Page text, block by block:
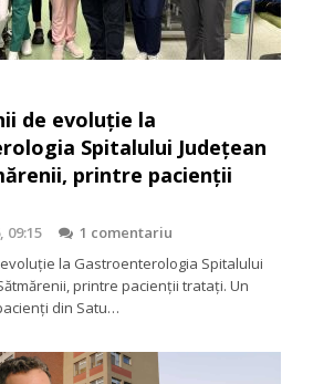
de evoluție la
Spitalului Județean
printre pacienții
09:15
1 comentariu
la Gastroenterologia Spitalului
printre pacienții tratați. Un
din Satu…